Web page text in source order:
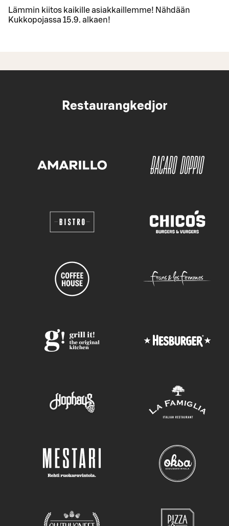
Lämmin kiitos kaikille asiakkaillemme! Nähdään
Kukkopojassa 15.9. alkaen!
Restaurangkedjor